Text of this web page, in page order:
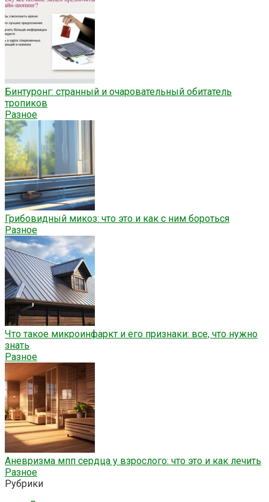
Бинтуронг: странный и очаровательный обитатель
тропиков
Разное
Грибовидный микоз: что это и как с ним бороться
Разное
Что такое микроинфаркт и его признаки: все, что нужно
знать
Разное
Аневризма мпп сердца у взрослого: что это и как лечить
Разное
Рубрики